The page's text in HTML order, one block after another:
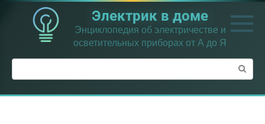
Перейти
контенту
Электрик в доме
Энциклопедия об электричестве и
осветительных приборах от А до Я
Поиск: